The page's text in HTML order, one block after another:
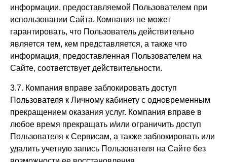
информации, предоставляемой Пользователем при
использовании Сайта. Компания не может
гарантировать, что Пользователь действительно
является тем, кем представляется, а также что
информация, предоставленная Пользователем на
Сайте, соответствует действительности.
3.7. Компания вправе заблокировать доступ
Пользователя к Личному кабинету с одновременным
прекращением оказания услуг. Компания вправе в
любое время прекращать и/или ограничить доступ
Пользователя к Сервисам, а также заблокировать или
удалить учетную запись Пользователя на Сайте без